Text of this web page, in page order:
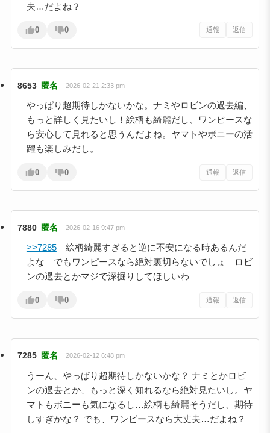
夫…だよね？
0 0 通報 返信
8653 匿名 2026-02-21 2:33 pm
やっぱり超期待しかないかな。ナミやロビンの過去編、
もっと詳しく見たいし！絵柄も綺麗だし、ワンピースな
ら安心して見れると思うんだよね。ヤマトやボニーの活
躍も楽しみだし。
0 0 通報 返信
7880 匿名 2026-02-16 9:47 pm
>>7285絵柄綺麗すぎると逆に不安になる時あるんだ
よな でもワンピースなら絶対裏切らないでしょ ロビ
ンの過去とかマジで深掘りしてほしいわ
0 0 通報 返信
7285 匿名 2026-02-12 6:48 pm
うーん、やっぱり超期待しかないかな？ ナミとかロビ
ンの過去とか、もっと深く知れるなら絶対見たいし。ヤ
マトもボニーも気になるし…絵柄も綺麗そうだし、期待
しすぎかな？ でも、ワンピースなら大丈夫…だよね？